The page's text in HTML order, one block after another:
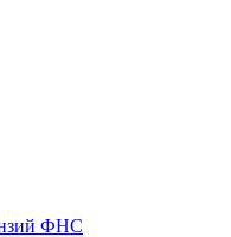
ФНС